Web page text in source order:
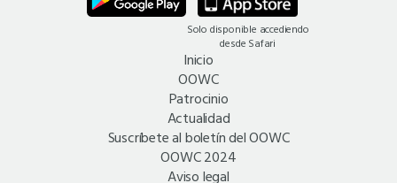
Inicio
OOWC
Patrocinio
Actualidad
Suscríbete al boletín del OOWC
OOWC 2024
Aviso legal
Solo disponible accediendo
desde Safari